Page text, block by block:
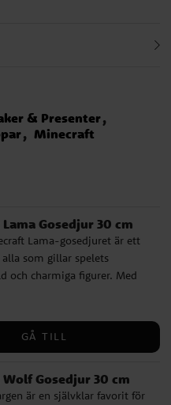
& Presenter
Minecraft
Gosedjur 30 cm
Lama-gosedjuret är ett
som gillar spelets
och charmiga figurer. Med
utseende är laman lätt att
blir snabbt en favorit både
och ha stående framme i
passar perfekt som
som vill ta med en bit av
En mjuk och
GÅ TILL
Gosedjur 30 cm
är en självklar favorit för